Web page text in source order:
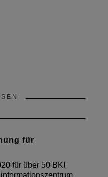
für
für über 50 BKI